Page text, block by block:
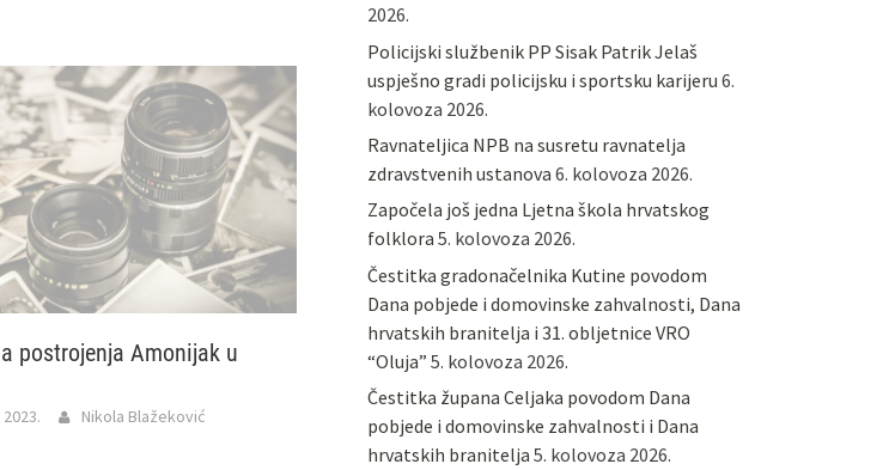
postrojenja Amonijak u
Nikola Blažeković
2026.
Policijski službenik PP Sisak Patrik Jelaš
uspješno gradi policijsku i sportsku karijeru 6.
kolovoza 2026.
Ravnateljica NPB na susretu ravnatelja
zdravstvenih ustanova 6. kolovoza 2026.
Započela još jedna Ljetna škola hrvatskog
folklora 5. kolovoza 2026.
Čestitka gradonačelnika Kutine povodom
Dana pobjede i domovinske zahvalnosti, Dana
hrvatskih branitelja i 31. obljetnice VRO
“Oluja” 5. kolovoza 2026.
Čestitka župana Celjaka povodom Dana
pobjede i domovinske zahvalnosti i Dana
hrvatskih branitelja 5. kolovoza 2026.